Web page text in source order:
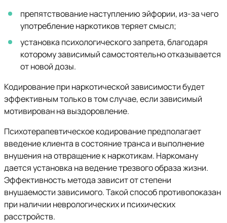
препятствование наступлению эйфории, из-за чего
употребление наркотиков теряет смысл;
установка психологического запрета, благодаря
которому зависимый самостоятельно отказывается
от новой дозы.
Кодирование при наркотической зависимости будет
эффективным только в том случае, если зависимый
мотивирован на выздоровление.
Психотерапевтическое кодирование предполагает
введение клиента в состояние транса и выполнение
внушения на отвращение к наркотикам. Наркоману
дается установка на ведение трезвого образа жизни.
Эффективность метода зависит от степени
внушаемости зависимого. Такой способ противопоказан
при наличии неврологических и психических
расстройств.